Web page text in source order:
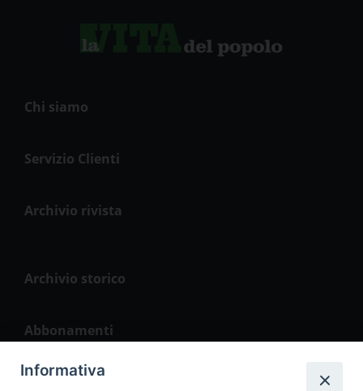
Chi siamo
Servizio Clienti
Archivio rivista
Archivio storico
Abbonamenti
Informativa